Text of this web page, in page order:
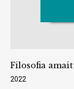
Filosofia
2022